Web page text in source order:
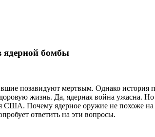
ядерной бомбы
позавидуют мертвым. Однако
жизнь. Да, ядерная война ужасна.
США. Почему ядерное оружие не похоже
ответить на эти вопросы.